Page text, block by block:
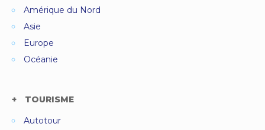
Amérique du Nord
Asie
Europe
Océanie
TOURISME
Autotour